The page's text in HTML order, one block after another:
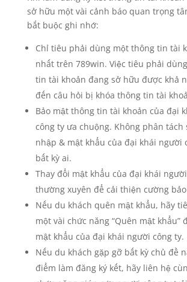
sở hữu một vài cảnh báo quan trọng
bắt buộc ghi nhớ:
Chỉ tiêu phải dùng một thông tin tài
nhất trên 789win. Việc tiêu phải
tin tài khoản đang sở hữu được khả
đến câu hỏi bị khóa thông tin tài
Bảo mật thông tin tài khoản của đại
công ty ưa chuộng. Không phân tách
nhập & mật khẩu của đại khái người
bất kỳ ai.
Thay đổi mật khẩu của đại khái
thường xuyên để cải thiện cường
Nếu du khách quên mật khẩu, hãy
một vài chức năng “Quên mật khẩu”
mật khẩu của đại khái người công ty.
Nếu du khách gặp gỡ bất kỳ chủ đề
điểm làm đăng ký kết, hãy liên hệ